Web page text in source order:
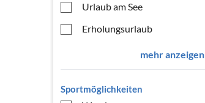
Urlaub am See
Erholungsurlaub
mehr anzeigen
Sportmöglichkeiten